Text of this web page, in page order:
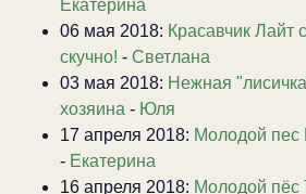
Екатерина
06 мая 2018: Красавчик Лайт
скучно! - Светлана
03 мая 2018: Нежная
хозяина - Юля
17 апреля 2018: Молодой пес
- Екатерина
16 апреля 2018: Молодой пёс